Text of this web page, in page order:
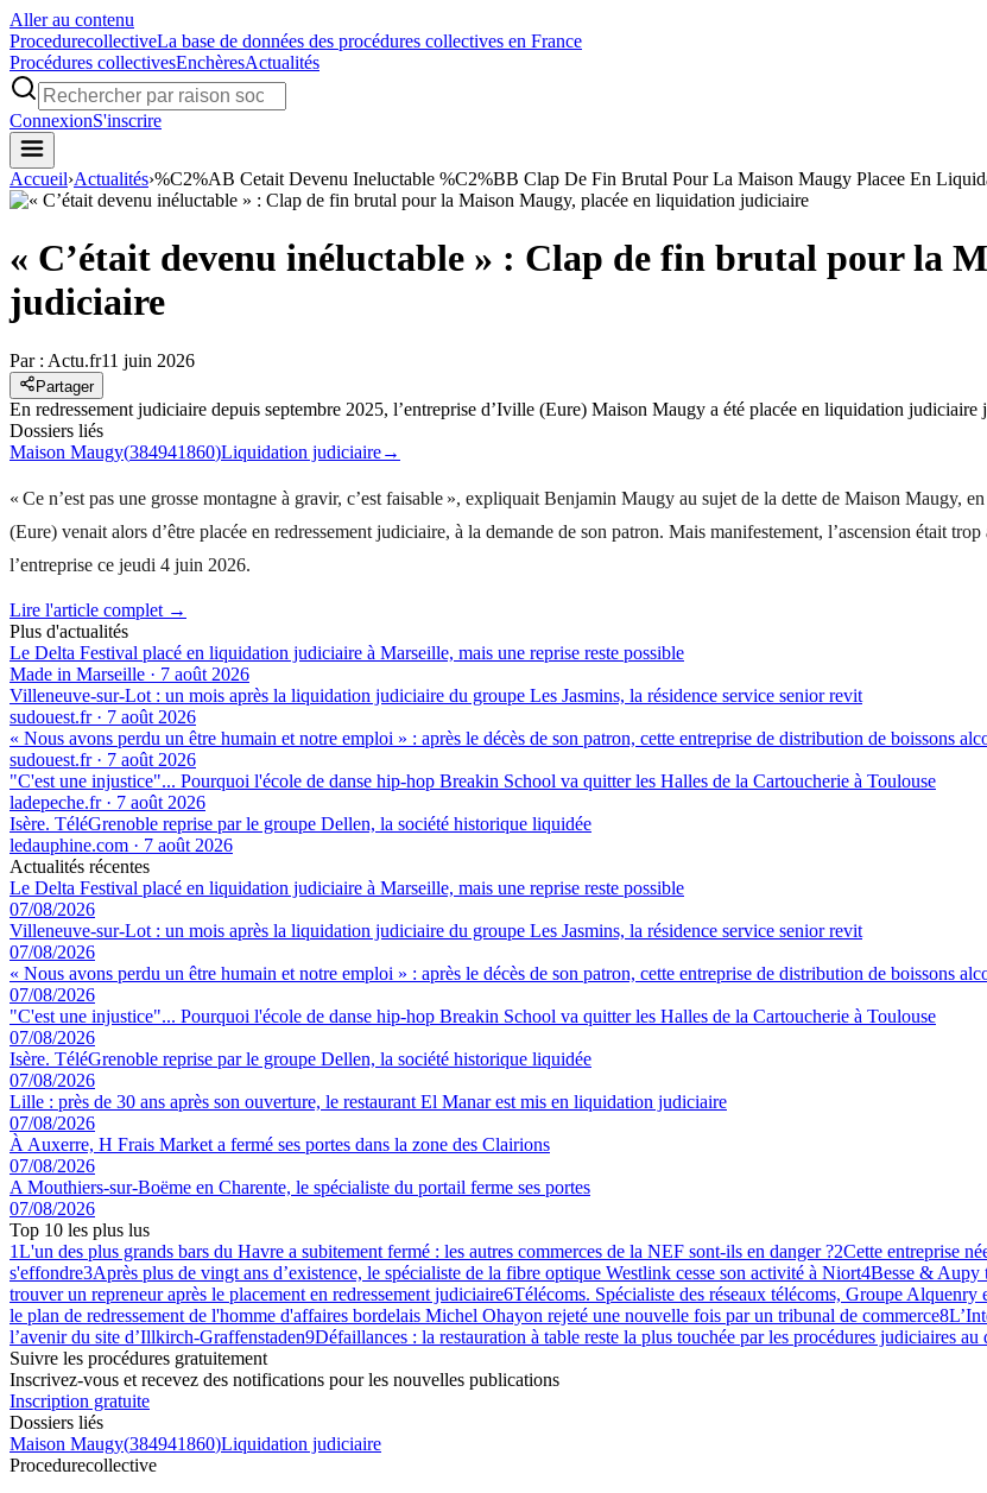
Aller au contenu
ProcedurecollectiveLa base de données des procédures collectives en France
Procédures collectivesEnchèresActualités
ConnexionS'inscrire
Accueil›Actualités›%C2%AB Cetait Devenu Ineluctable %C2%BB Clap De Fin Brutal Pour La Maison Maugy Placee En
« C’était devenu inéluctable » : Clap de fin brutal pour la
judiciaire
Par : Actu.fr11 juin 2026
Partager
En redressement judiciaire depuis septembre 2025, l’entreprise d’Iville (Eure) Maison Maugy a été placée en liquidation
Dossiers liés
Maison Maugy(384941860)Liquidation judiciaire→
« Ce n’est pas une grosse montagne à gravir, c’est faisable », expliquait Benjamin Maugy au sujet de la dette de Maison Maugy,
(Eure) venait alors d’être placée en redressement judiciaire, à la demande de son patron. Mais manifestement, l’ascension était
l’entreprise ce jeudi 4 juin 2026.
Lire l'article complet →
Plus d'actualités
Le Delta Festival placé en liquidation judiciaire à Marseille, mais une reprise reste possible
Made in Marseille · 7 août 2026
Villeneuve-sur-Lot : un mois après la liquidation judiciaire du groupe Les Jasmins, la résidence service senior revit
sudouest.fr· 7 août 2026
« Nous avons perdu un être humain et notre emploi » : après le décès de son patron, cette entreprise de distribution de boissons
sudouest.fr· 7 août 2026
"C'est une injustice"... Pourquoi l'école de danse hip-hop Breakin School va quitter les Halles de la Cartoucherie à Toulouse
ladepeche.fr· 7 août 2026
Isère. TéléGrenoble reprise par le groupe Dellen, la société historique liquidée
ledauphine.com · 7 août 2026
Actualités récentes
Le Delta Festival placé en liquidation judiciaire à Marseille, mais une reprise reste possible
07/08/2026
Villeneuve-sur-Lot : un mois après la liquidation judiciaire du groupe Les Jasmins, la résidence service senior revit
07/08/2026
« Nous avons perdu un être humain et notre emploi » : après le décès de son patron, cette entreprise de distribution de boissons
07/08/2026
"C'est une injustice"... Pourquoi l'école de danse hip-hop Breakin School va quitter les Halles de la Cartoucherie à Toulouse
07/08/2026
Isère. TéléGrenoble reprise par le groupe Dellen, la société historique liquidée
07/08/2026
Lille : près de 30 ans après son ouverture, le restaurant El Manar est mis en liquidation judiciaire
07/08/2026
À Auxerre, H Frais Market a fermé ses portes dans la zone des Clairions
07/08/2026
A Mouthiers-sur-Boëme en Charente, le spécialiste du portail ferme ses portes
07/08/2026
Top 10 les plus lus
1L'un des plus grands bars du Havre a subitement fermé : les autres commerces de la NEF sont-ils en danger ?2Cette entreprise
s'effondre3Après plus de vingt ans d’existence, le spécialiste de la fibre optique Westlink cesse son activité à Niort4Besse & Aupy
trouver un repreneur après le placement en redressement judiciaire6Télécoms. Spécialiste des réseaux télécoms, Groupe Alquenry
le plan de redressement de l'homme d'affaires bordelais Michel Ohayon rejeté une nouvelle fois par un tribunal de commerce8
l’avenir du site d’Illkirch-Graffenstaden9Défaillances : la restauration à table reste la plus touchée par les procédures judiciaires
Suivre les procédures gratuitement
Inscrivez-vous et recevez des notifications pour les nouvelles publications
Inscription gratuite
Dossiers liés
Maison Maugy(384941860)Liquidation judiciaire
Procedurecollective